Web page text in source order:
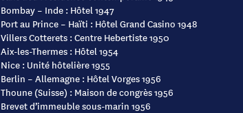
Bombay – Inde : Hôtel 1947
Port au Prince – Haïti : Hôtel Grand Casino 1948
Villers Cotterets : Centre Hebertiste 1950
Aix-les-Thermes : Hôtel 1954
Nice : Unité hôtelière 1955
Berlin – Allemagne : Hôtel Vorges 1956
Thoune (Suisse) : Maison de congrès 1956
Brevet d’immeuble sous-marin 1956